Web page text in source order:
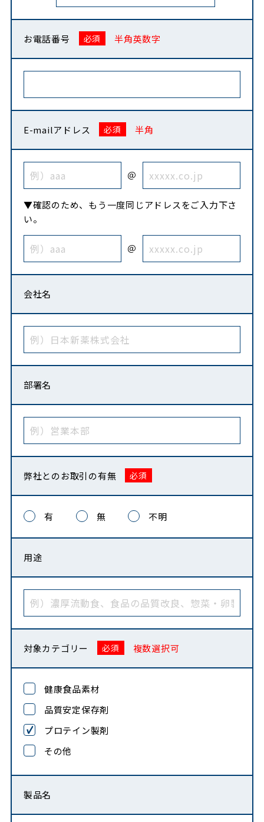
お電話番号 半角英数字
E-mailアドレス 半角
＠
▼確認のため、もう一度同じアドレスをご入力下さ
い。
＠
会社名
部署名
弊社とのお取引の有無
有 無 不明
用途
対象カテゴリー 複数選択可
健康食品素材
品質安定保存剤
プロテイン製剤
その他
製品名